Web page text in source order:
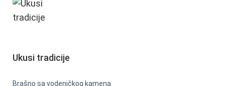
Ukusi tradicije
Brašno sa vodeničkog kamena